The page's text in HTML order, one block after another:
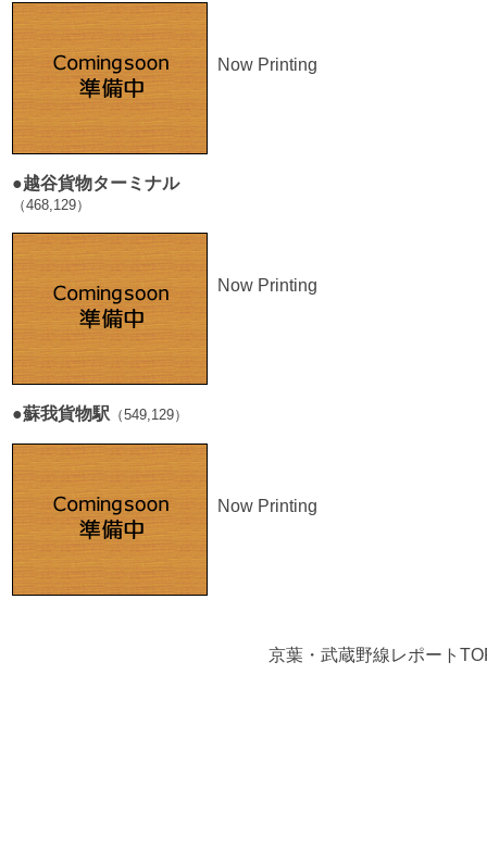
Now Printing
●越谷貨物ターミナル
（468,129）
Now Printing
●蘇我貨物駅 （549,129）
Now Printing
京葉・武蔵野線レポート